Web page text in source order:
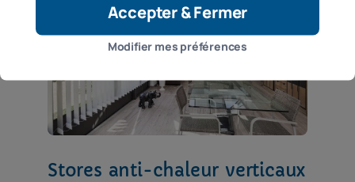
Stores anti-chaleur verticaux
Accepter & Fermer
Modifier mes préférences